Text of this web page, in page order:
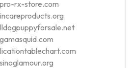
rx-store.com